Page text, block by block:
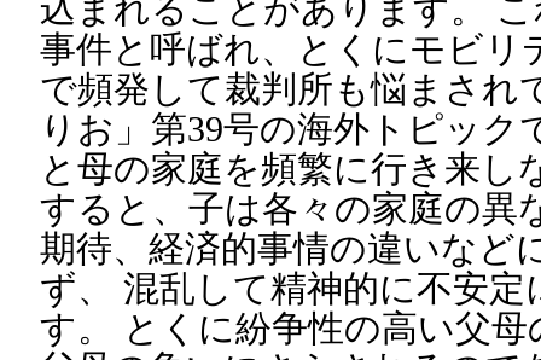
込まれることがあります。
事件と呼ばれ、とくにモビリ
で頻発して裁判所も悩まされ
りお」第39号の海外トピッ
と母の家庭を頻繁に行き来し
すると、子は各々の家庭の異
期待、経済的事情の違いなど
ず、 混乱して精神的に不安
す。 とくに紛争性の高い父